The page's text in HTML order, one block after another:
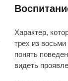
Характер,
трех из
понять
видеть